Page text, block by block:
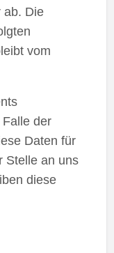
ab. Die
vom
der
Daten für
Stelle an uns
diese